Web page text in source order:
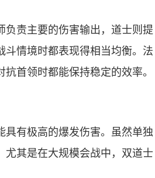
负责主要的伤害输出，道士则提
斗情境时都表现得相当均衡。法
首领时都能保持稳定的效率。
具有极高的爆发伤害。虽然单独
尤其是在大规模会战中，双道士